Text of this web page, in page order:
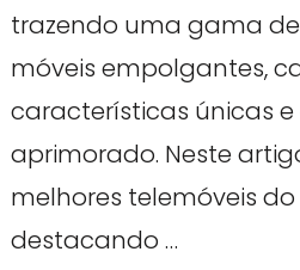
trazendo uma gama
móveis empolgantes,
características únicas
aprimorado. Neste
melhores telemóveis
destacando …